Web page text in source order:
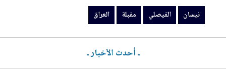
نيسان الفيصلي مقبلة العراق
ـ أحدث الأخبار ـ